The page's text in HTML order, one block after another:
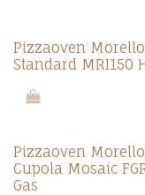
Pizzaoven Morello
Standard MRI150
Pizzaoven Morello
Cupola Mosaic
Gas